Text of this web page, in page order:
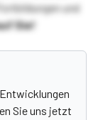
und
Sie!
Sie uns jetzt